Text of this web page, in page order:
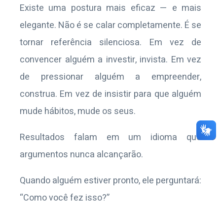
Existe uma postura mais eficaz — e mais
elegante. Não é se calar completamente. É se
tornar referência silenciosa. Em vez de
convencer alguém a investir, invista. Em vez
de pressionar alguém a empreender,
construa. Em vez de insistir para que alguém
mude hábitos, mude os seus.
Resultados falam em um idioma que
argumentos nunca alcançarão.
Quando alguém estiver pronto, ele perguntará:
“Como você fez isso?”